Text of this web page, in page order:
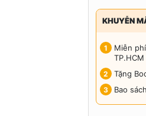
KHUYỄN
Miễn
Tặng
Bao